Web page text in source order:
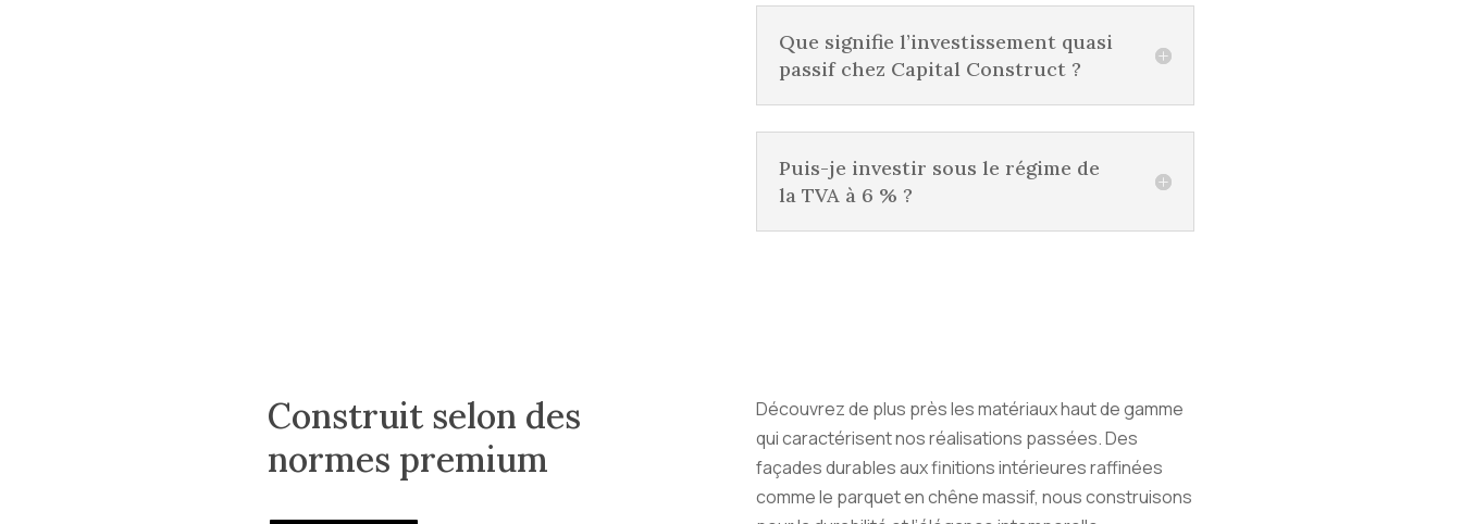
Que signifie l’investissement quasi
passif chez Capital Construct ?
Puis-je investir sous le régime de
la TVA à 6 % ?
Construit selon des
normes premium
Découvrez de plus près les matériaux haut de gamme
qui caractérisent nos réalisations passées. Des
façades durables aux finitions intérieures raffinées
comme le parquet en chêne massif, nous construisons